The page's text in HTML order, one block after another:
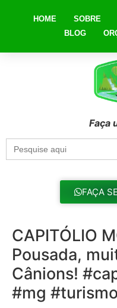
HOME SOBRE
BLOG
Faça
Search
for:
FAÇA
CAPITÓLIO
Pousada,
Cânions!
#mg